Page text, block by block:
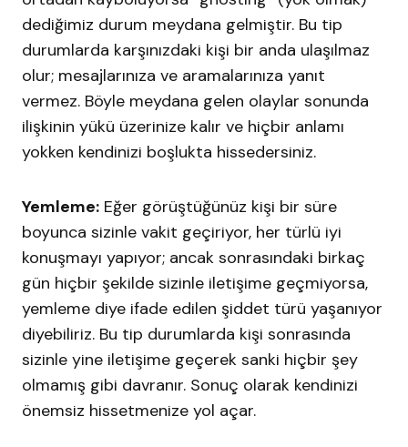
dediğimiz durum meydana gelmiştir. Bu tip
durumlarda karşınızdaki kişi bir anda ulaşılmaz
olur; mesajlarınıza ve aramalarınıza yanıt
vermez. Böyle meydana gelen olaylar sonunda
ilişkinin yükü üzerinize kalır ve hiçbir anlamı
yokken kendinizi boşlukta hissedersiniz.
Yemleme: Eğer görüştüğünüz kişi bir süre
boyunca sizinle vakit geçiriyor, her türlü iyi
konuşmayı yapıyor; ancak sonrasındaki birkaç
gün hiçbir şekilde sizinle iletişime geçmiyorsa,
yemleme diye ifade edilen şiddet türü yaşanıyor
diyebiliriz. Bu tip durumlarda kişi sonrasında
sizinle yine iletişime geçerek sanki hiçbir şey
olmamış gibi davranır. Sonuç olarak kendinizi
önemsiz hissetmenize yol açar.